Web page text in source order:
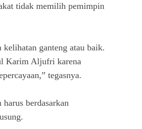
tidak memilih pemimpin
ganteng atau baik.
Karim Aljufri karena
tegasnya.
berdasarkan